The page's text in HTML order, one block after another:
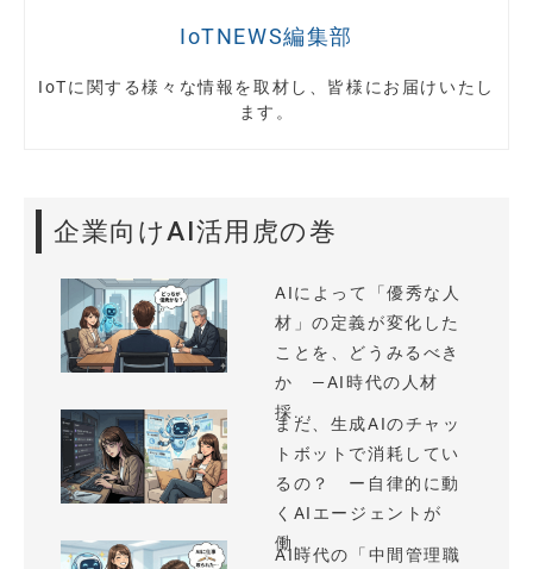
IoTNEWS編集部
IoTに関する様々な情報を取材し、皆様にお届けいたし
ます。
企業向けAI活用虎の巻
AIによって「優秀な人
材」の定義が変化した
ことを、どうみるべき
か —AI時代の人材
採...
まだ、生成AIのチャッ
トボットで消耗してい
るの？ ー自律的に動
くAIエージェントが
働...
AI時代の「中間管理職